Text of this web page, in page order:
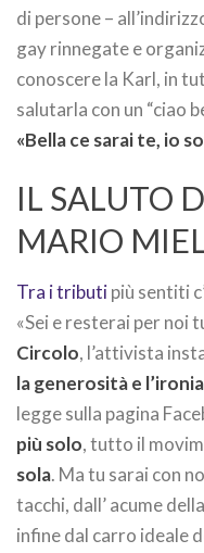
di persone –
gay rinnegate e
conoscere la Karl, in
salutarla con un “ciao
«Bella ce sarai te, io
IL SALUTO
MARIO
Tra i tributipiù sentiti
«Sei e resterai per noi
Circolo, l’attivista
la generosità e
legge sulla pagina
più solo, tutto il
sola. Ma tu sarai con
tacchi, dall’ acume
infine dal carro ideale